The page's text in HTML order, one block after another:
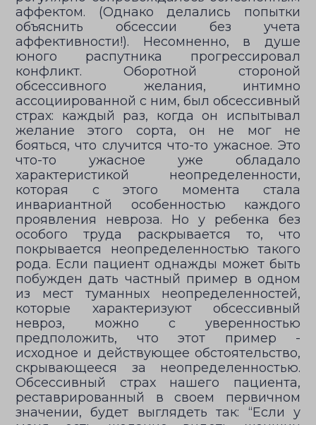
аффектом. (Однако делались попытки
объяснить обсессии без учета
аффективности!). Несомненно, в душе
юного распутника прогрессировал
конфликт. Оборотной стороной
обсессивного желания, интимно
ассоциированной с ним, был обсессивный
страх: каждый раз, когда он испытывал
желание этого сорта, он не мог не
бояться, что случится что-то ужасное. Это
что-то ужасное уже обладало
характеристикой неопределенности,
которая с этого момента стала
инвариантной особенностью каждого
проявления невроза. Но у ребенка без
особого труда раскрывается то, что
покрывается неопределенностью такого
рода. Если пациент однажды может быть
побужден дать частный пример в одном
из мест туманных неопределенностей,
которые характеризуют обсессивный
невроз, можно с уверенностью
предположить, что этот пример -
исходное и действующее обстоятельство,
скрывающееся за неопределенностью.
Обсессивный страх нашего пациента,
реставрированный в своем первичном
значении, будет выглядеть так: “Если у